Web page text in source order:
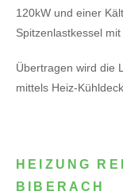
120kW und einer
Spitzenlastkessel
Übertragen wird die
mittels Heiz-
HEIZUNG
BIBERACH